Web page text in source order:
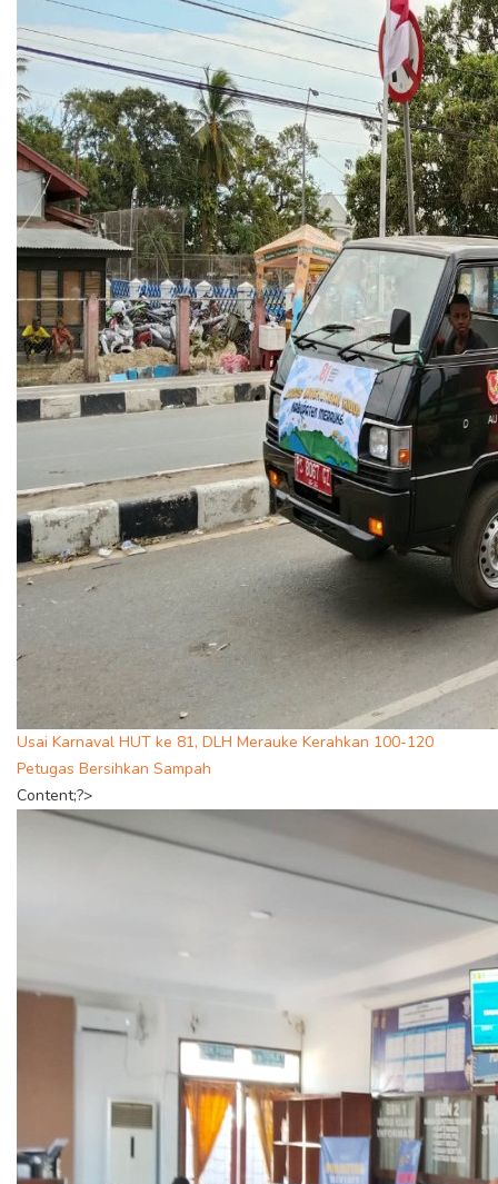
Usai Karnaval HUT ke 81, DLH Merauke Kerahkan 100-120
Petugas Bersihkan Sampah
Content;?>